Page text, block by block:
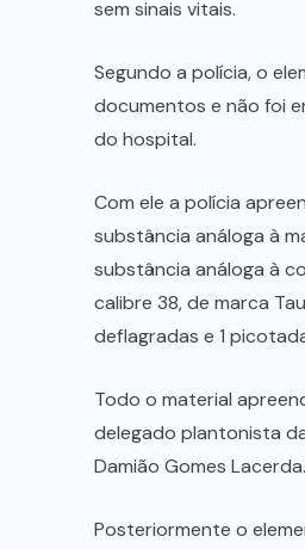
sem sinais vitais.
Segundo a polícia, o
documentos e não foi
do hospital.
Com ele a polícia
substância análoga à
substância análoga à
calibre 38, de marca
deflagradas e 1
Todo o material
delegado plantonista
Damião Gomes Lacerda.
Posteriormente o